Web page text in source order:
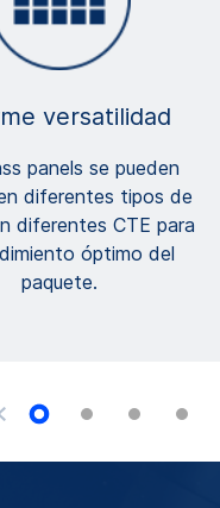
versatilidad
panels se pueden
diferentes tipos de
diferentes CTE para
óptimo del
paquete.